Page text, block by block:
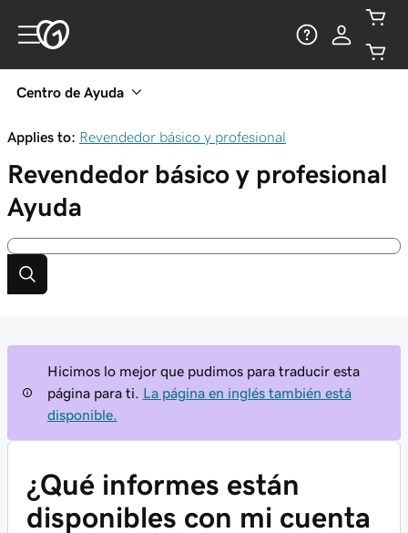
Centro de Ayuda
Applies to: Revendedor básico y profesional
Revendedor básico y profesional
Ayuda
Hicimos lo mejor que pudimos para traducir esta
página para ti.
La página en inglés también está
disponible.
¿Qué informes están
disponibles con mi cuenta